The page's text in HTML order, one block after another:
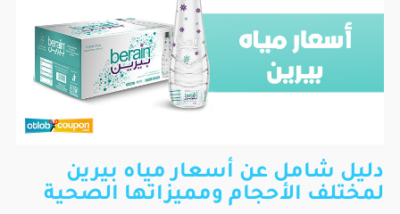
دليل شامل عن أسعار مياه بيرين
لمختلف الأحجام ومميزاتها الصحية